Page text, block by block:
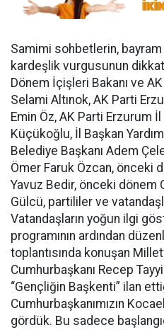
Samimi sohbetlerin,
kardeşlik vurgusunun
Dönem İçişleri Bakanı ve
Selami Altınok, AK Parti
Emin Öz, AK Parti Erzurum
Küçükoğlu, İl Başkan
Belediye Başkanı Adem
Ömer Faruk Özcan, önceki
Yavuz Bedir, önceki dönem
Gülcü, partililer ve
Vatandaşların yoğun ilgi
programının ardından
toplantısında konuşan
Cumhurbaşkanı Recep
“Gençliğin Başkenti” ilan
Cumhurbaşkanımızın
gördük. Bu sadece